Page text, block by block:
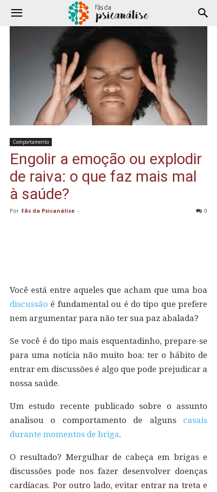
Comportamento
Engolir a emoção ou explodir
de raiva: o que faz mais mal
à saúde?
Por Fãs da Psicanálise - 0
Você está entre aqueles que acham que uma boa
discussão é fundamental ou é do tipo que prefere
nem argumentar para não ter sua paz abalada?
Se você é do tipo mais esquentadinho, prepare-se
para uma notícia não muito boa: ter o hábito de
entrar em discussões é algo que pode prejudicar a
nossa saúde.
Um estudo recente publicado sobre o assunto
analisou o comportamento de alguns casais
durante momentos de briga.
O resultado? Mergulhar de cabeça em brigas e
discussões pode nos fazer desenvolver doenças
cardíacas. Por outro lado, evitar entrar na treta e